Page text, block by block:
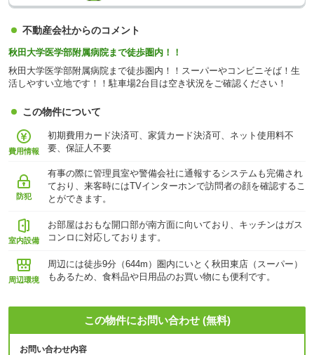
不動産会社からのコメント
秋田大学医学部附属病院まで徒歩圏内！！
秋田大学医学部附属病院まで徒歩圏内！！スーパーやコンビニそば！生
活しやすい立地です！！駐車場2台目は空き状況をご確認ください！
この物件について
費用情報
初期費用カード決済可、家賃カード決済可、ネット使用料不
要、保証人不要
防犯
有事の際に管理員室や警備会社に通報するシステムも完備され
ており、来客時にはTVインターホンで訪問者の顔を確認するこ
とができます。
室内設備
お部屋はおもな開口部が南方面に向いており、キッチンはガス
コンロに対応しております。
周辺環境
周辺には徒歩9分（644m）圏内にいとく秋田東店（スーパー）
もあるため、食料品や日用品のお買い物にも便利です。
この物件にお問い合わせ (無料)
お問い合わせ内容